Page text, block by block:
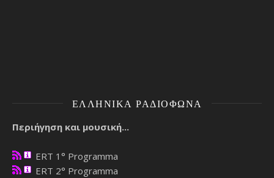
ΕΛΛΗΝΙΚΆ ΡΑΔΙΌΦΩΝΑ
Περιήγηση και μουσική...
ERT 1° Programma
ERT 2° Programma